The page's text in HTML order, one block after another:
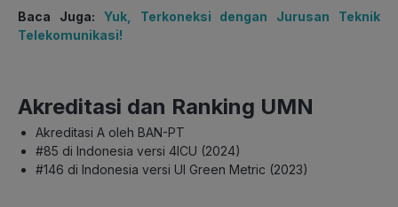
Baca Juga: Yuk, Terkoneksi dengan Jurusan Teknik
Telekomunikasi!
Akreditasi dan Ranking UMN
Akreditasi A oleh BAN-PT
#85 di Indonesia versi 4ICU (2024)
#146 di Indonesia versi UI Green Metric (2023)